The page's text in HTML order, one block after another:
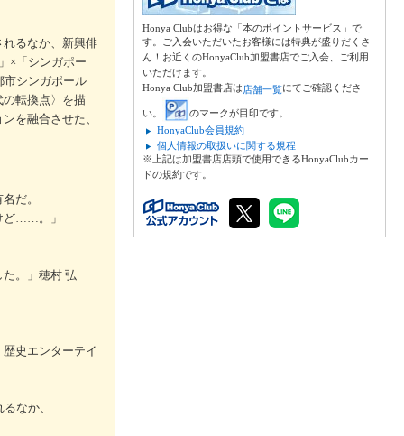
るなか、新興俳
×「シンガポー
市シンガポール
転換点〉を描
を融合させた、
だ。
ど……。」
。」穂村 弘
史エンターテイ
なか、
Honya Clubはお得な「本のポイントサービス」で
す。ご入会いただいたお客様には特典が盛りだくさ
ん！お近くのHonyaClub加盟書店でご入会、ご利用
いただけます。
Honya Club加盟書店は店舗一覧にてご確認くださ
い。
のマークが目印です。
HonyaClub会員規約
個人情報の取扱いに関する規程
※上記は加盟書店店頭で使用できるHonyaClubカー
ドの規約です。